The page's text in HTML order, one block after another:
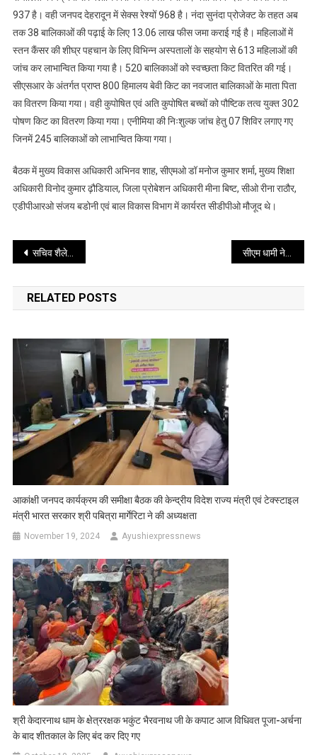
937 है। वही जनपद देहरादून में सेक्स रेश्यों 968 है। नंदा सुनंदा प्रोजेक्ट के तहत अब
तक 38 बालिकाओं की पढ़ाई के लिए 13.06 लाख फीस जमा कराई गई है। महिलाओं में
स्तन कैंसर की शीघ्र पहचान के लिए विभिन्न अस्पतालों के सहयोग से 613 महिलाओं की
जांच कर लाभान्वित किया गया है। 520 बालिकाओं को स्वच्छता किट वितरित की गई।
सीएसआर के अंतर्गत प्राप्त 800 हिमालय बेवी किट का नवजात बालिकाओं के माता पिता
का वितरण किया गया। वही कुपोषित एवं अति कुपोषित बच्चों को पौष्टिक तत्व युक्त 302
पोषण किट का वितरण किया गया। एनीमिया की निःशुल्क जांच हेतु 07 शिविर लगाए गए
जिनमें 245 बालिकाओं को लाभान्वित किया गया।
बैठक में मुख्य विकास अधिकारी अभिनव शाह, सीएमओ डॉ मनोज कुमार शर्मा, मुख्य शिक्षा
अधिकारी विनोद कुमार ढ़ौडियाल, जिला प्रोबेशन अधिकारी मीना बिष्ट, सीओ रीना राठौर,
एडीपीआरओ संजय बडोनी एवं बाल विकास विभाग में कार्यरत सीडीपीओ मौजूद थे।
Post
navigation
सचिव शैलेश बगौली ने ऊधम सिंह नगर में पेयजल योजनाओं का किया निरीक्षण, AMRUT-I में समयबद्ध कार्ययोजना और जागरूकता बढ़ाने पर जोर
RELATED POSTS
आकांक्षी जनपद कार्यक्रम की समीक्षा बैठक की केन्द्रीय विदेश राज्य मंत्री एवं टेक्स्टाइल
मंत्री भारत सरकार श्री पबित्रा मार्गेरिटा ने की अध्यक्षता
November 19, 2024 Ayushiexpressnews
श्री केदारनाथ धाम के क्षेत्ररक्षक भकुंट भैरवनाथ जी के कपाट आज विधिवत पूजा-अर्चना
के बाद शीतकाल के लिए बंद कर दिए गए